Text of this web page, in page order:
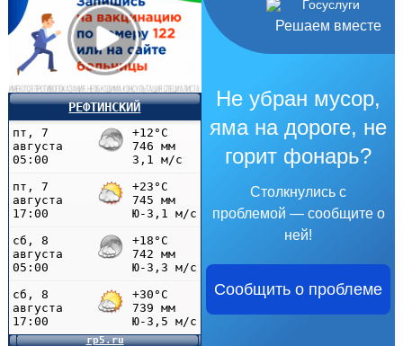
Решаем вместе
Не убран мусор,
яма на дороге, не
горит фонарь?
Столкнулись с
проблемой — сообщите о
ней!
Сообщить о проблеме
РЕФТИНСКИЙ